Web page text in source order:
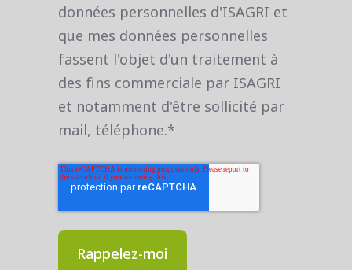
données personnelles d'ISAGRI et
que mes données personnelles
fassent l'objet d'un traitement à
des fins commerciale par ISAGRI
et notamment d'être sollicité par
mail, téléphone.*